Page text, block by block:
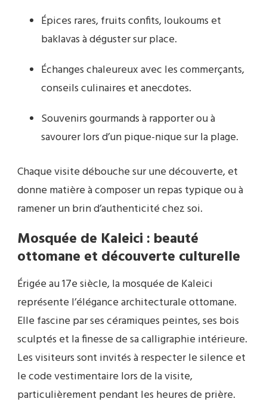
Épices rares, fruits confits, loukoums et
baklavas à déguster sur place.
Échanges chaleureux avec les commerçants,
conseils culinaires et anecdotes.
Souvenirs gourmands à rapporter ou à
savourer lors d’un pique-nique sur la plage.
Chaque visite débouche sur une découverte, et
donne matière à composer un repas typique ou à
ramener un brin d’authenticité chez soi.
Mosquée de Kaleici : beauté
ottomane et découverte culturelle
Érigée au 17e siècle, la mosquée de Kaleici
représente l’élégance architecturale ottomane.
Elle fascine par ses céramiques peintes, ses bois
sculptés et la finesse de sa calligraphie intérieure.
Les visiteurs sont invités à respecter le silence et
le code vestimentaire lors de la visite,
particulièrement pendant les heures de prière.